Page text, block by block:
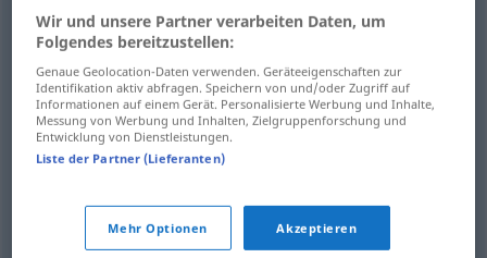
Lagernn giacenza
Lagerzeitf giacenza periodo
(Waren)Bestandm giacenza
Wir und unsere Partner verarbeiten Daten, um
Folgendes bereitzustellen:
Genaue Geolocation-Daten verwenden. Geräteeigenschaften zur
Identifikation aktiv abfragen. Speichern von und/oder Zugriff auf
Informationen auf einem Gerät. Personalisierte Werbung und Inhalte,
Messung von Werbung und Inhalten, Zielgruppenforschung und
Entwicklung von Dienstleistungen.
Liste der Partner (Lieferanten)
Mehr Optionen Akzeptieren